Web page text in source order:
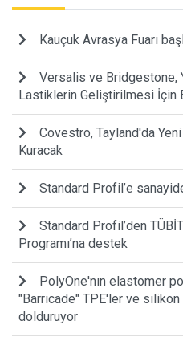
Kauçuk Avrasya Fuarı
Versalis ve Bridgestone,
Lastiklerin Geliştirilmesi İçin
Covestro, Tayland'da
Kuracak
Standard Profil’e
Standard Profil’den
Programı’na destek
PolyOne'nın elastomer
"Barricade" TPE'ler ve silikon
dolduruyor